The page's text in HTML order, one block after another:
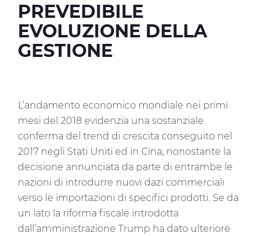
PREVEDIBILE
EVOLUZIONE DELLA
GESTIONE
L’andamento economico mondiale nei primi
mesi del 2018 evidenzia una sostanziale
conferma del trend di crescita conseguito nel
2017 negli Stati Uniti ed in Cina, nonostante la
decisione annunciata da parte di entrambe le
nazioni di introdurre nuovi dazi commerciali
verso le importazioni di specifici prodotti. Se da
un lato la riforma fiscale introdotta
dall’amministrazione Trump ha dato ulteriore